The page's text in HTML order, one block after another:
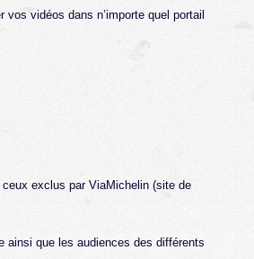
vidéos dans n’importe quel portail
exclus par ViaMichelin (site de
ainsi que les audiences des différents